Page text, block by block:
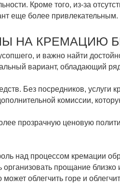
Кроме того, из-за
еще более привлекательным.
НА КРЕМАЦИЮ
и важно найти
вариант, обладающий
Без посредников, услуги
комиссии,
прозрачную ценовую
над процессом кремации
прощание
облегчить горе и